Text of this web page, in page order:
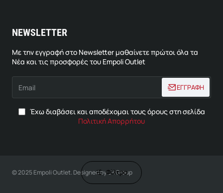
NEWSLETTER
Με την εγγραφή στο Newsletter μαθαίνετε πρώτοι όλα τα
Νέα και τις προσφορές του Empoli Outlet
ΕΓΓΡΑΦΗ
Έχω διαβάσει και αποδέχομαι τους όρους στη σελίδα
Πολιτική Απορρήτου
© 2025 Empoli Outlet. Designed by LH Group
Φίλτρα